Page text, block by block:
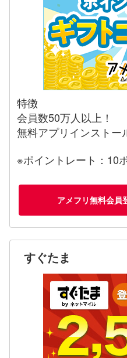
特徴
会員数50万人以上！
無料アプリインストー
※ポイントレート：10
アメフリ無料会員
すぐたま